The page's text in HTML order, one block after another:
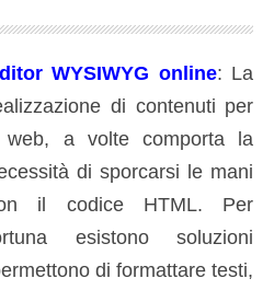
WYSIWYG online: La
di contenuti per
a volte comporta la
di sporcarsi le mani
il codice HTML. Per
esistono soluzioni
di formattare testi,